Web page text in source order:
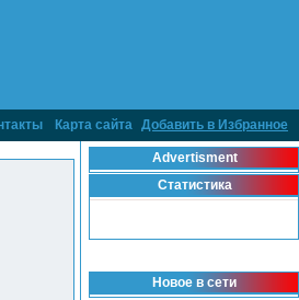
Карта сайта Добавить в Избранное
Advertisment
Статистика
Новое в сети